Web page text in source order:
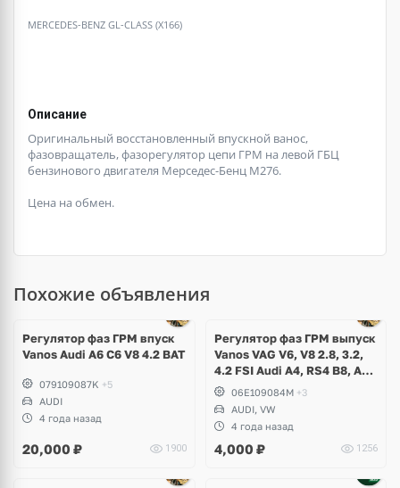
MERCEDES-BENZ GL-CLASS (X166)
Описание
Оригинальный восстановленный впускной ванос,
фазовращатель, фазорегулятор цепи ГРМ на левой ГБЦ
бензинового двигателя Мерседес-Бенц М276.
Цена на обмен.
Похожие объявления
Регулятор фаз ГРМ впуск
Vanos Audi A6 C6 V8 4.2 BAT
079109087K +5
AUDI
4 года назад
20,000 ₽ 1900
Регулятор фаз ГРМ выпуск
Vanos VAG V6, V8 2.8, 3.2,
4.2 FSI Audi A4, RS4 B8, A5,
RS5, A6 C7, A8 D4, Q5, R8
Spyder, Volkswagen
Touareg NF
06E109084M +3
AUDI, VW
4 года назад
4,000 ₽ 1256